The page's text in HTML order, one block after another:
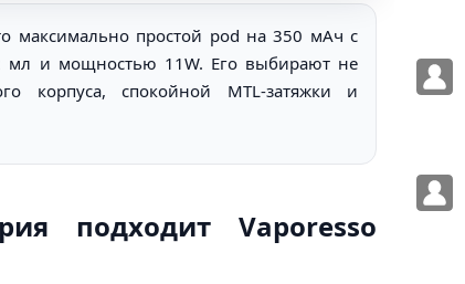
максимально простой pod на 350 мАч с
и мощностью 11W. Его выбирают не
корпуса, спокойной MTL-затяжки и
подходит Vaporesso